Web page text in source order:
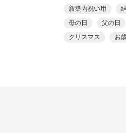
新築内祝い用
母の日
父の日
クリスマス
お